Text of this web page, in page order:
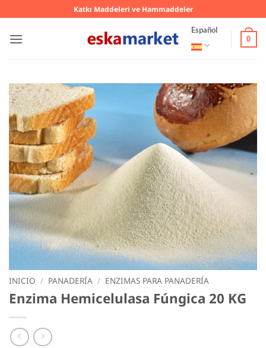
al
contenido
Katkı Maddeleri ve Hammaddeler
Español
0
INICIO / PANADERÍA / ENZIMAS PARA PANADERÍA
Enzima Hemicelulasa Fúngica 20 KG